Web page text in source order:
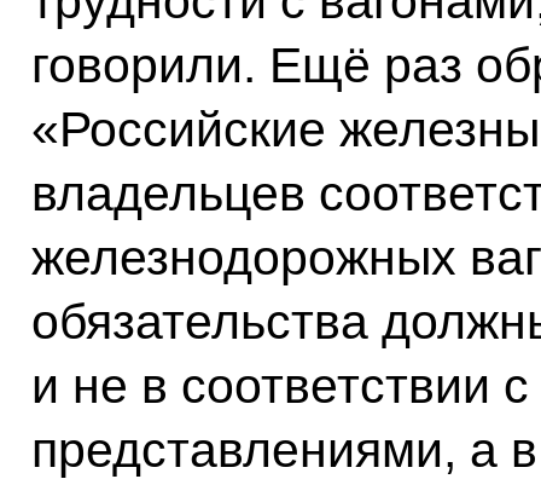
говорили. Ещё раз
«Российские
владельцев
железнодорожных
обязательства
и не в соответствии
представлениями, а